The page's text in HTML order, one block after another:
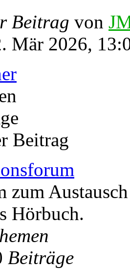
Beitrag von
Mär 2026,
Beitrag
zum
Hörbuch.
Beiträge